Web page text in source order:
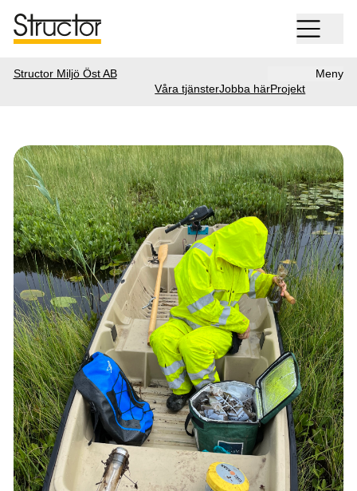
Structor Miljö Öst AB
Meny
Våra tjänsterJobba härProjekt